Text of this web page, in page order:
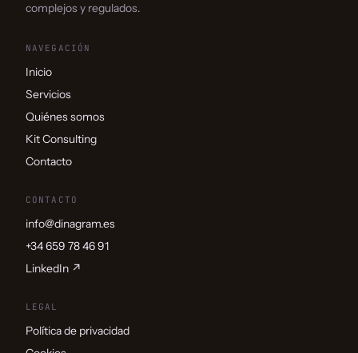
complejos y regulados.
NAVEGACIÓN
Inicio
Servicios
Quiénes somos
Kit Consulting
Contacto
CONTACTO
info@dinagram.es
+34 659 78 46 91
LinkedIn ↗
LEGAL
Política de privacidad